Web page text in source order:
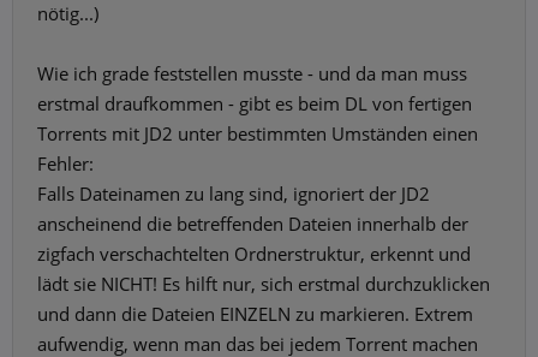
nötig...)
Wie ich grade feststellen musste - und da man muss
erstmal draufkommen - gibt es beim DL von fertigen
Torrents mit JD2 unter bestimmten Umständen einen
Fehler:
Falls Dateinamen zu lang sind, ignoriert der JD2
anscheinend die betreffenden Dateien innerhalb der
zigfach verschachtelten Ordnerstruktur, erkennt und
lädt sie NICHT! Es hilft nur, sich erstmal durchzuklicken
und dann die Dateien EINZELN zu markieren. Extrem
aufwendig, wenn man das bei jedem Torrent machen